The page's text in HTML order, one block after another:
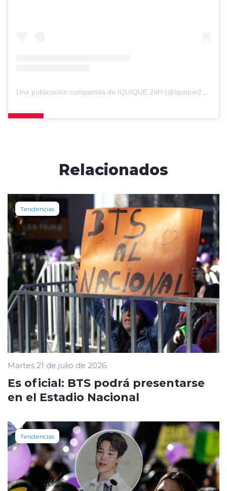
Una publicación compartida de IQUIQUE 24H (@iquique24horas)
Relacionados
Tendencias
Martes 21 de julio de 2026
Es oficial: BTS podrá presentarse
en el Estadio Nacional
Tendencias